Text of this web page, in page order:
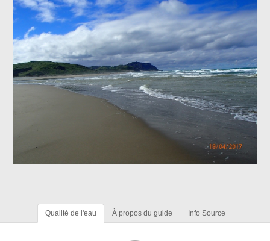
Qualité de l'eau À propos du guide Info Source